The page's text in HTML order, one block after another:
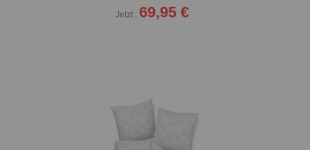
Jetzt : 69,95 €